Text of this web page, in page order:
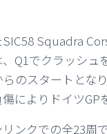
Squadra
Q1でクラッシ
のスタートとな
によりドイツGP
ンクでの全23周